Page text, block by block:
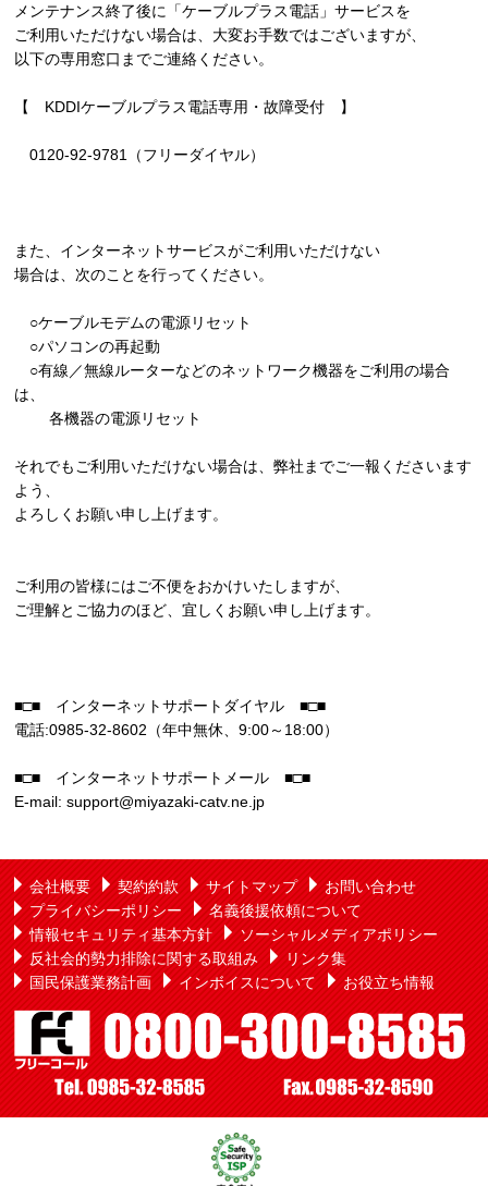
メンテナンス終了後に「ケーブルプラス電話」サービスを
ご利用いただけない場合は、大変お手数ではございますが、
以下の専用窓口までご連絡ください。
【 KDDIケーブルプラス電話専用・故障受付 】
0120-92-9781（フリーダイヤル）
また、インターネットサービスがご利用いただけない
場合は、次のことを行ってください。
○ケーブルモデムの電源リセット
○パソコンの再起動
○有線／無線ルーターなどのネットワーク機器をご利用の場合
は、
各機器の電源リセット
それでもご利用いただけない場合は、弊社までご一報くださいます
よう、
よろしくお願い申し上げます。
ご利用の皆様にはご不便をおかけいたしますが、
ご理解とご協力のほど、宜しくお願い申し上げます。
■□■ インターネットサポートダイヤル ■□■
電話:0985-32-8602（年中無休、9:00～18:00）
■□■ インターネットサポートメール ■□■
E-mail: support@miyazaki-catv.ne.jp
会社概要 契約約款 サイトマップ
お問い合わせ
プライバシーポリシー
名義後援依頼について
情報セキュリティ基本方針
ソーシャルメディアポリシー
反社会的勢力排除に関する取組み
リンク集
国民保護業務計画
インボイスについて お役立ち情報